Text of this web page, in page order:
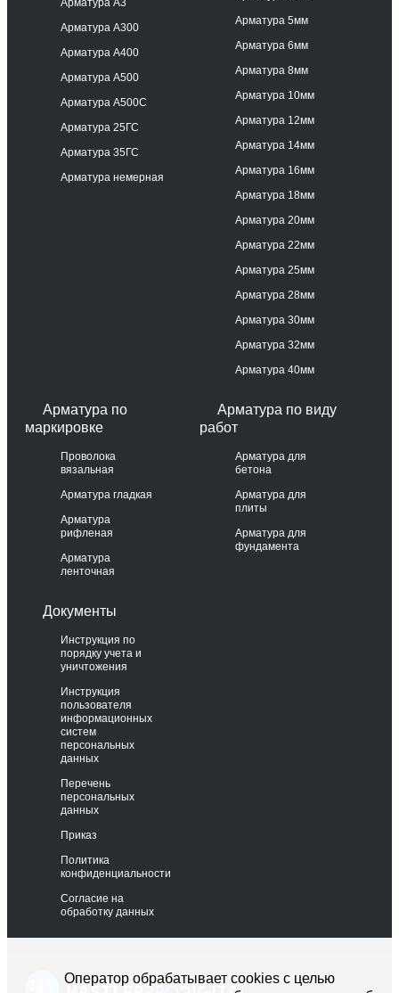
Арматура А3
Арматура А300
Арматура А400
Арматура А500
Арматура А500С
Арматура 25ГС
Арматура 35ГС
Арматура немерная
Арматура 5мм
Арматура 6мм
Арматура 8мм
Арматура 10мм
Арматура 12мм
Арматура 14мм
Арматура 16мм
Арматура 18мм
Арматура 20мм
Арматура 22мм
Арматура 25мм
Арматура 28мм
Арматура 30мм
Арматура 32мм
Арматура 40мм
Арматура по
маркировке
Проволока
вязальная
Арматура гладкая
Арматура
рифленая
Арматура
ленточная
Арматура по виду
работ
Арматура для
бетона
Арматура для
плиты
Арматура для
фундамента
Документы
Инструкция по
порядку учета и
уничтожения
Инструкция
пользователя
информационных
систем
персональных
данных
Перечень
персональных
данных
Приказ
Политика
конфиденциальности
Согласие на
обработку данных
Оператор обрабатывает cookies с целью